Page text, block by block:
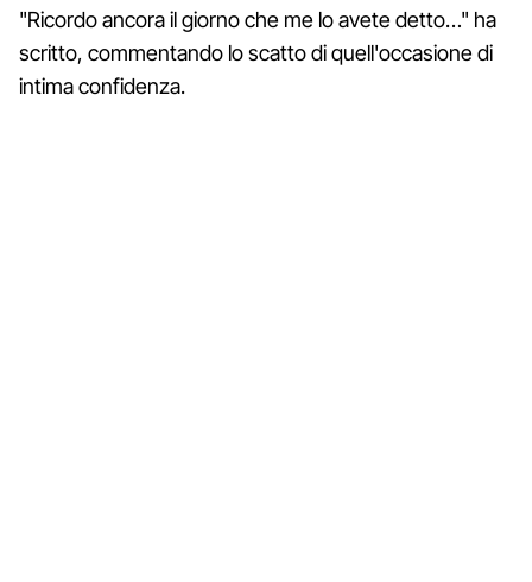
"Ricordo ancora il giorno che me lo avete detto…" ha
scritto, commentando lo scatto di quell'occasione di
intima confidenza.